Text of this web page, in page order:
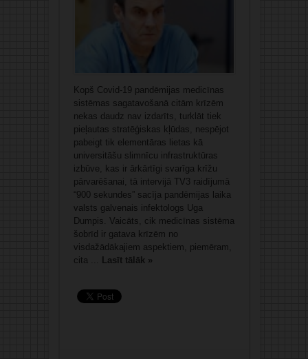
Kopš Covid-19 pandēmijas medicīnas
sistēmas sagatavošanā citām krīzēm
nekas daudz nav izdarīts, turklāt tiek
pieļautas stratēģiskas kļūdas, nespējot
pabeigt tik elementāras lietas kā
universitāšu slimnīcu infrastruktūras
izbūve, kas ir ārkārtīgi svarīga krīžu
pārvarēšanai, tā intervijā TV3 raidījumā
“900 sekundes” sacīja pandēmijas laika
valsts galvenais infektologs Uga
Dumpis. Vaicāts, cik medicīnas sistēma
šobrīd ir gatava krīzēm no
visdažādākajiem aspektiem, piemēram,
cita ... Lasīt tālāk »